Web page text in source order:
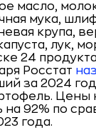
масло,
мука,
крупа,
лук,
24
Росстат
за 2024
Цены
на 92% по
года.